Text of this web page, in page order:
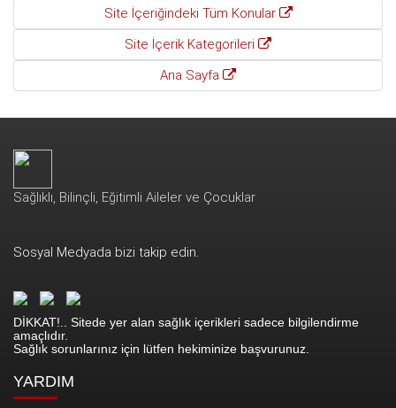
Site İçeriğindeki Tüm Konular
Site İçerik Kategorileri
Ana Sayfa
Sağlıklı, Bilinçli, Eğitimli Aileler ve Çocuklar
Sosyal Medyada bizi takip edin.
DİKKAT!.. Sitede yer alan sağlık içerikleri sadece bilgilendirme
amaçlıdır.
Sağlık sorunlarınız için lütfen hekiminize başvurunuz.
YARDIM